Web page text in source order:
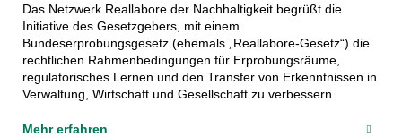
Das Netzwerk Reallabore der Nachhaltigkeit begrüßt die
Initiative des Gesetzgebers, mit einem
Bundeserprobungsgesetz (ehemals „Reallabore-Gesetz“) die
rechtlichen Rahmenbedingungen für Erprobungsräume,
regulatorisches Lernen und den Transfer von Erkenntnissen in
Verwaltung, Wirtschaft und Gesellschaft zu verbessern.
Mehr erfahren